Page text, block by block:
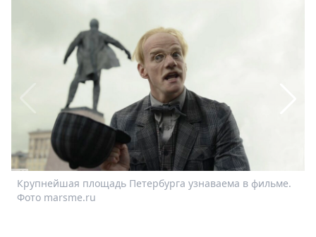
Metro
Стримы
Спецпроекты
Звезды
Выборы
2026
Скачай
Крупнейшая площадь Петербурга узнаваема в фильме.
Фото marsme.ru